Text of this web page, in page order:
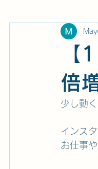
【
倍
少し動
インス
お仕事